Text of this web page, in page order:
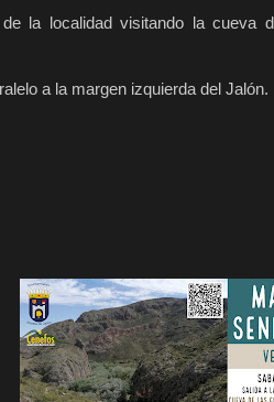
la localidad visitando la cueva
a la margen izquierda del Jalón.